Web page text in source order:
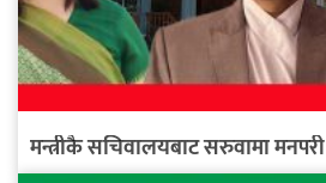
मन्त्रीकै सचिवालयबाट सरुवामा मनपरी